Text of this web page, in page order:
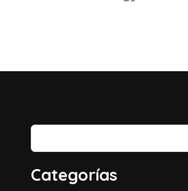
Categorías